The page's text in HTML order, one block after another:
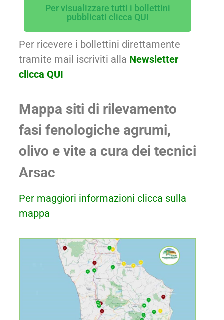
Per visualizzare tutti i bollettini
pubblicati clicca QUI
Per ricevere i bollettini direttamente
tramite mail iscriviti alla Newsletter
clicca QUI
Mappa siti di rilevamento
fasi fenologiche agrumi,
olivo e vite a cura dei tecnici
Arsac
Per maggiori informazioni clicca sulla
mappa